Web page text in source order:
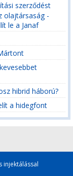
szerződést
olajtársaság -
le a Janaf
hibrid háború?
a hidegfont
injektálással